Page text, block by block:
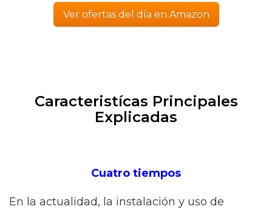
Ver ofertas del día en Amazon
Caracteristícas Principales
Explicadas
Cuatro tiempos
En la actualidad, la instalación y uso de